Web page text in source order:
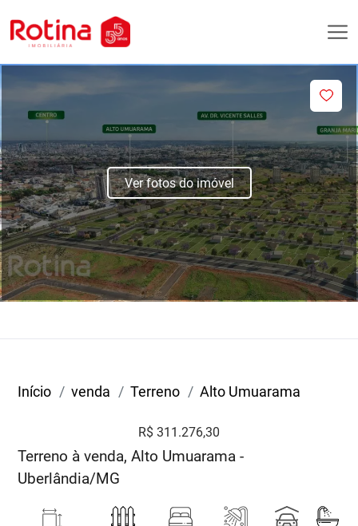
Ver fotos do imóvel
Início venda Terreno Alto Umuarama
R$ 311.276,30
Terreno à venda, Alto Umuarama -
Uberlândia/MG